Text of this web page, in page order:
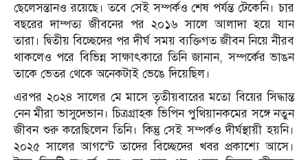
ছেলেসন্তানও রয়েছে। তবে সেই সম্পর্কও শেষ পর্যন্ত টেকেনি। চার
বছরের দাম্পত্য জীবনের পর ২০১৬ সালে আলাদা হয়ে যান
তারা। দ্বিতীয় বিচ্ছেদের পর দীর্ঘ সময় ব্যক্তিগত জীবন নিয়ে নীরব
থাকলেও পরে বিভিন্ন সাক্ষাৎকারে তিনি জানান, সম্পর্কের ভাঙন
তাকে ভেতর থেকে অনেকটাই ভেঙে দিয়েছিল।
এরপর ২০২৪ সালের মে মাসে তৃতীয়বারের মতো বিয়ের সিদ্ধান্ত
নেন মীরা ভাসুদেভান। চিত্রগ্রাহক ভিপিন পুথিয়ানকমের সঙ্গে নতুন
জীবন শুরু করেছিলেন তিনি। কিন্তু সেই সম্পর্কও দীর্ঘস্থায়ী হয়নি।
২০২৫ সালের আগস্টে তাদের বিচ্ছেদের খবর প্রকাশ্যে আসে।